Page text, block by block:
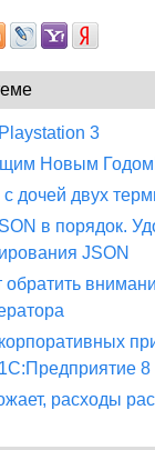
3
Новым
дочей двух
в порядок.
JSON
обратить
8
расходы